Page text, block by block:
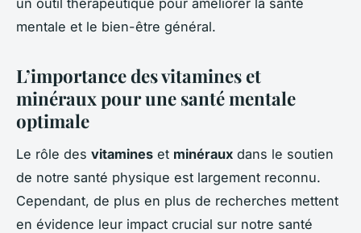
mentale et le bien-être général.
L’importance des vitamines et
minéraux pour une santé mentale
optimale
Le rôle des vitamines et minéraux dans le soutien
de notre santé physique est largement reconnu.
Cependant, de plus en plus de recherches mettent
en évidence leur impact crucial sur notre santé